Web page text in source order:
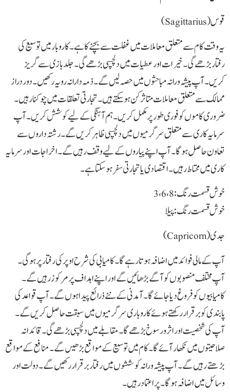
قوس(Sagittarius)
یہ وقت کام سے متعلق معاملات میں غفلت سے بچنے کا ہے۔ کاروبار میں توسیع کی
رفتار بڑھے گی۔ خیرات اور عطیات میں دلچسپی بڑھے گی۔ جلد بازی سے گریز
کریں۔ آپ پیشہ ورانہ مباحثوں میں حصہ لیں گے۔ ذمہ دارانہ رویہ رکھیں۔ دور دراز
ممالک سے متعلق معاملات متاثر کن ہوسکتے ہیں۔ تجارتی تعلقات میں چوکنا رہیں۔
ضروری کاموں کو فوری طور پر مکمل کریں۔ ہم آہنگی کے لیے کوشش کریں۔ آپ
سرمایہ کاری سے متعلق سرگرمیوں میں دلچسپی ظاہر کریں گے۔ رشتہ داروں سے
تعاون حاصل ہوگا۔ آپ اپنے پیاروں کے لیے وقف رہیں گے۔ اخراجات اور سرمایہ
کاری میں محتاط رہیں۔ اقتصادی یا تجارتی سفر ہو سکتا ہے۔
خوش قسمت رنگ: 3،6،8
خوش قسمت رنگ: پیلا
جدی(Capricorn)
آپ کے مالی فوائد میں اضافہ ہوتا رہے گا۔ کامیابی کی شرح اوپر کی رفتار پر ہوگی۔
آپ مختلف منصوبوں کو آگے بڑھائیں گے اور اپنے اہداف پر مرکوز رہیں گے۔
کامیابیوں کو فروغ دیا جائے گا۔ آمدنی کے نئے ذرائع پیدا ہوں گے۔ آپ قواعد کی
پابندی کو برقرار رکھتے ہوئے کاروباری سرگرمیوں میں سبقت حاصل کریں گے۔
آپ کی شخصیت اور اثر و رسوخ بڑھے گا۔ مقابلے میں دلچسپی بڑھے گی۔ قائدانہ
صلاحیتوں میں نکھار آئے گا۔ کام میں توسیع کے مواقع بڑھیں گے۔ منافع کے مواقع
بڑھتے رہیں گے۔ آپ پیشہ ورانہ کوششوں میں رفتار برقرار رکھیں گے۔ دولت اور
وسائل میں اضافہ ہوگا۔ پراعتماد رہیں۔